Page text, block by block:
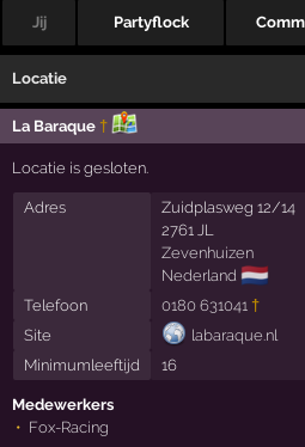
Jij Partyflock
Locatie
La Baraque †
Locatie is gesloten.
Adres
Zuidplasweg 12/14
2761 JL
Zevenhuizen
Nederland 🇳🇱
Telefoon 0180 631041 †
Site
labaraque.nl
Minimumleeftijd
16
Medewerkers
Fox-Racing